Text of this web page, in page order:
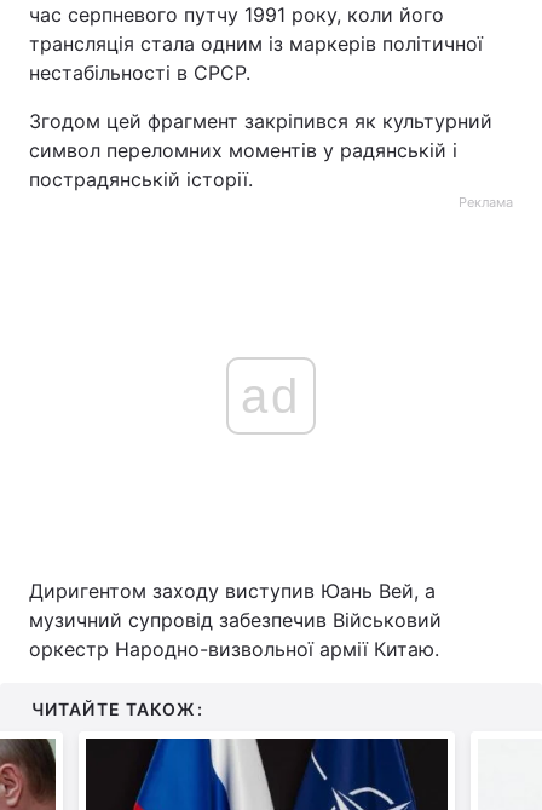
час серпневого путчу 1991 року, коли його
трансляція стала одним із маркерів політичної
нестабільності в СРСР.
Згодом цей фрагмент закріпився як культурний
символ переломних моментів у радянській і
пострадянській історії.
Реклама
ad
Диригентом заходу виступив Юань Вей, а
музичний супровід забезпечив Військовий
оркестр Народно-визвольної армії Китаю.
ЧИТАЙТЕ ТАКОЖ: